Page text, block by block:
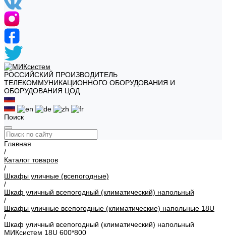
РОССИЙСКИЙ ПРОИЗВОДИТЕЛЬ
ТЕЛЕКОММУНИКАЦИОННОГО ОБОРУДОВАНИЯ И
ОБОРУДОВАНИЯ ЦОД
Поиск
Главная
/
Каталог товаров
/
Шкафы уличные (всепогодные)
/
Шкаф уличный всепогодный (климатический) напольный
/
Шкафы уличные всепогодные (климатические) напольные 18U
/
Шкаф уличный всепогодный (климатический) напольный
МИКсистем 18U 600*800